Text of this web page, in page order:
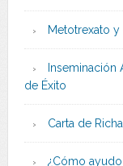
Metotrexato
Inseminación
de Éxito
Carta de
¿Cómo